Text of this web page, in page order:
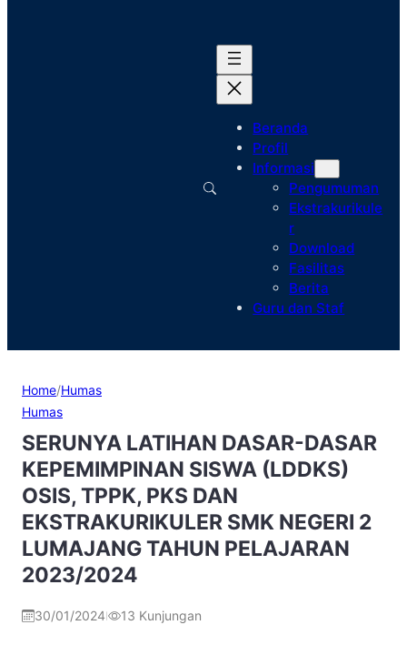
Beranda
Profil
Informasi
Pengumuman
Ekstrakurikule
r
Download
Fasilitas
Berita
Guru dan Staf
Home/Humas
Humas
SERUNYA LATIHAN DASAR-DASAR
KEPEMIMPINAN SISWA (LDDKS)
OSIS, TPPK, PKS DAN
EKSTRAKURIKULER SMK NEGERI 2
LUMAJANG TAHUN PELAJARAN
2023/2024
30/01/2024 13 Kunjungan